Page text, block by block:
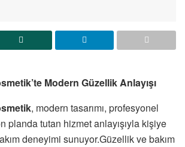
Modern Güzellik Anlayışı
, modern tasarımı, profesyonel
planda tutan hizmet anlayışıyla kişiye
deneyimi sunuyor.Güzellik ve bakım